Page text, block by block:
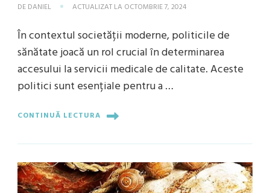
DE DANIEL ACTUALIZAT LA OCTOMBRIE 7, 2024
În contextul societății moderne, politicile de
sănătate joacă un rol crucial în determinarea
accesului la servicii medicale de calitate. Aceste
politici sunt esențiale pentru a …
CONTINUĂ LECTURA